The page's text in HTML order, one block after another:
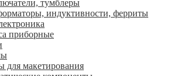
тумблеры
индуктивности, ферриты
приборные
для макетирования